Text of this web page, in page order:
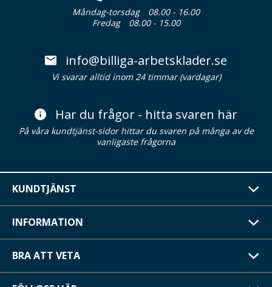
Måndag-torsdag
08.00 - 16.00
Fredag
08.00 - 15.00
info@billiga-arbetsklader.se
Vi svarar alltid inom 24 timmar (vardagar)
Har du frågor - hitta svaren här
På våra kundtjänst-sidor hittar du svaren på många av de
vanligaste frågorna
KUNDTJÄNST
INFORMATION
BRA ATT VETA